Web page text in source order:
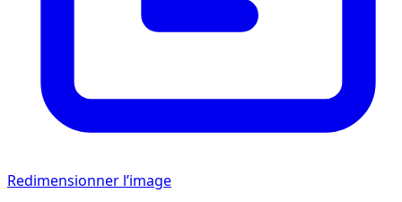
Redimensionner l’image